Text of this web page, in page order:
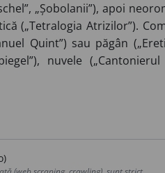
„Șobolanii”), apoi
(„Tetralogia Atrizilor”).
Quint”) sau păgân
nuvele („Cantonierul